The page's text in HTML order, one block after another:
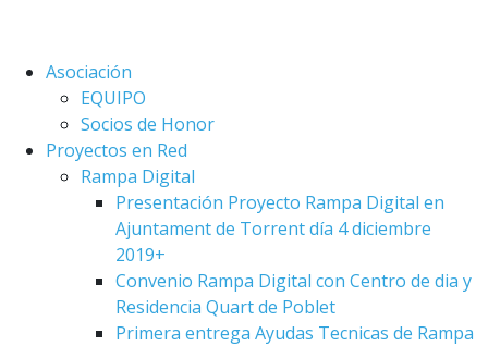
Asociación
EQUIPO
Socios de Honor
Proyectos en Red
Rampa Digital
Presentación Proyecto Rampa Digital en
Ajuntament de Torrent día 4 diciembre
2019+
Convenio Rampa Digital con Centro de dia y
Residencia Quart de Poblet
Primera entrega Ayudas Tecnicas de Rampa